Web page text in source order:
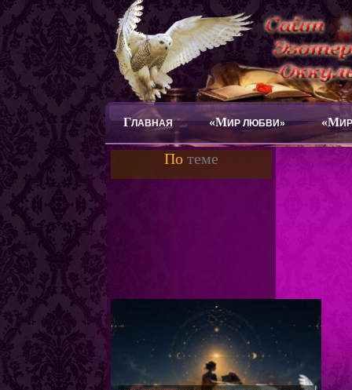
ГЛАВНАЯ «МИР ЛЮБВИ» «М
По теме